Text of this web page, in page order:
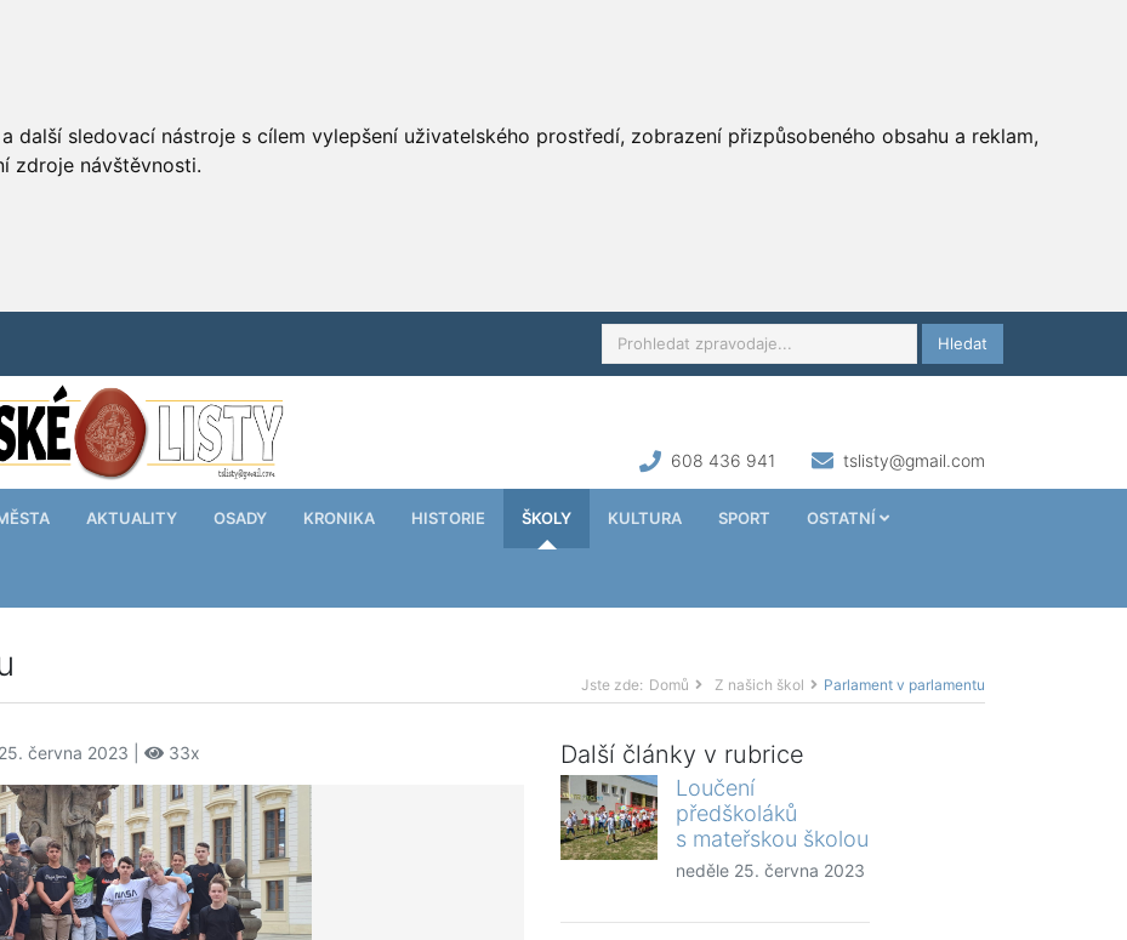
sledovací nástroje s cílem vylepšení uživatelského prostředí, zobrazení přizpůsobeného obsahu a reklam,
zdroje návštěvnosti.
Hledat
608 436 941 tslisty@gmail.com
AKTUALITY OSADY KRONIKA HISTORIE ŠKOLY KULTURA SPORT OSTATNÍ
Jste zde: Domů Z našich škol Parlament v parlamentu
června 2023 | 33x Další články v rubrice
Loučení
předškoláků
s mateřskou školou
neděle 25. června 2023